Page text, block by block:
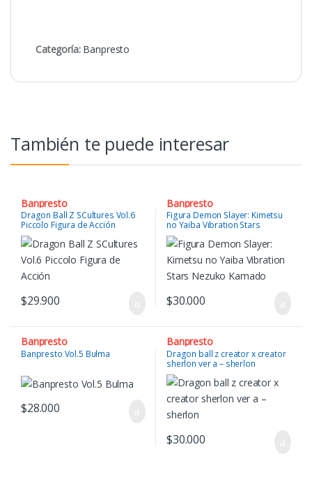
Categoría: Banpresto
También te puede interesar
Banpresto
Dragon Ball Z SCultures Vol.6
Piccolo Figura de Acción
$29.900
Banpresto
Figura Demon Slayer: Kimetsu
no Yaiba Vibration Stars
Nezuko Kamado
$30.000
Banpresto
Banpresto Vol.5 Bulma
$28.000
Banpresto
Dragon ball z creator x creator
sherlon ver a – sherlon
$30.000